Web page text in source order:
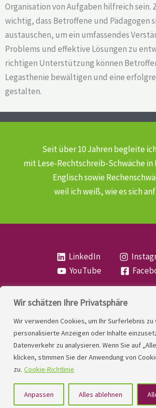
Wir schätzen Ihre Privatsphäre
Wir verwenden Cookies, um Ihr Surferlebnis
personalisierte Anzeigen oder Inhalte
Datenverkehr zu analysieren. Wenn Sie auf
klicken, stimmen Sie der Anwendung von
zu. Cookie-Richtlinie
Anpassen Alles ablehnen
Organisation von Aufgaben hilfreich sein.
wichtig, dass Betroffene und Pädagogen
austauschen, um ein umfassendes
Problems und effektive Lösungen zu
richtigen Unterstützung können
Legasthenie bewältigen und eine
gestalten.
Seit über 10 Jahren begleite
mit Lese-Rechtschreib-Schwächein
Englisch sowie
weil ich weiß, wie es sich
LinkedIn
YouTube
LINDNER. 2026 | Powered by
Kontakt
Datenschutzerklärung